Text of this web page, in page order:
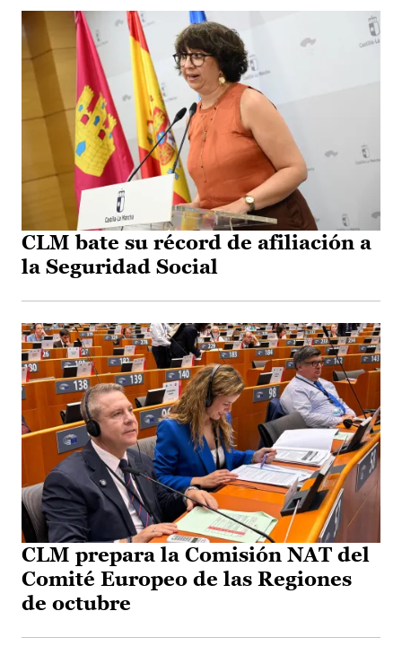
CLM bate su récord de afiliación a
la Seguridad Social
CLM prepara la Comisión NAT del
Comité Europeo de las Regiones
de octubre